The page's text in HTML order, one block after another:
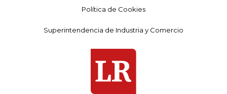
Política de Cookies
Superintendencia de Industria y Comercio